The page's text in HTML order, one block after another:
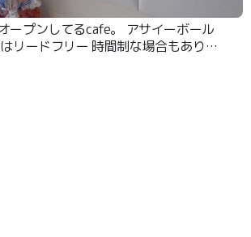
ープンしてるcafe。 アサイーボール
リードフリー 時間制な場合もありま